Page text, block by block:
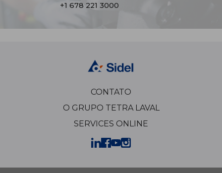
+1 678 221 3000
CONTATO
O GRUPO TETRA LAVAL
SERVICES ONLINE